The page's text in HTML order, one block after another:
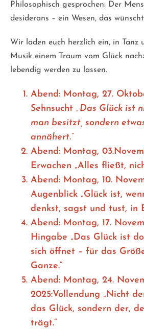
Philosophisch gesprochen: Der
desiderans – ein Wesen, das
Wir laden euch herzlich ein, in Tanz
Musik einem Traum vom Glück
lebendig werden zu lassen.
Abend: Montag, 27.
Sehnsucht „Das Glück ist
man besitzt, sondern
annähert.“
Abend: Montag,
Erwachen „Alles fließt,
Abend: Montag, 10.
Augenblick „Glück ist,
denkst, sagst und tust, in
Abend: Montag, 17.
Hingabe „Das Glück ist
sich öffnet – für das
Ganze.“
Abend: Montag, 24.
2025:Vollendung „Nicht
das Glück, sondern der,
trägt.“